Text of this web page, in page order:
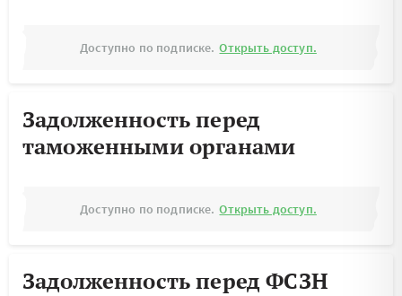
Доступно по подписке. Открыть доступ.
Задолженность перед
таможенными органами
Доступно по подписке. Открыть доступ.
Задолженность перед ФСЗН